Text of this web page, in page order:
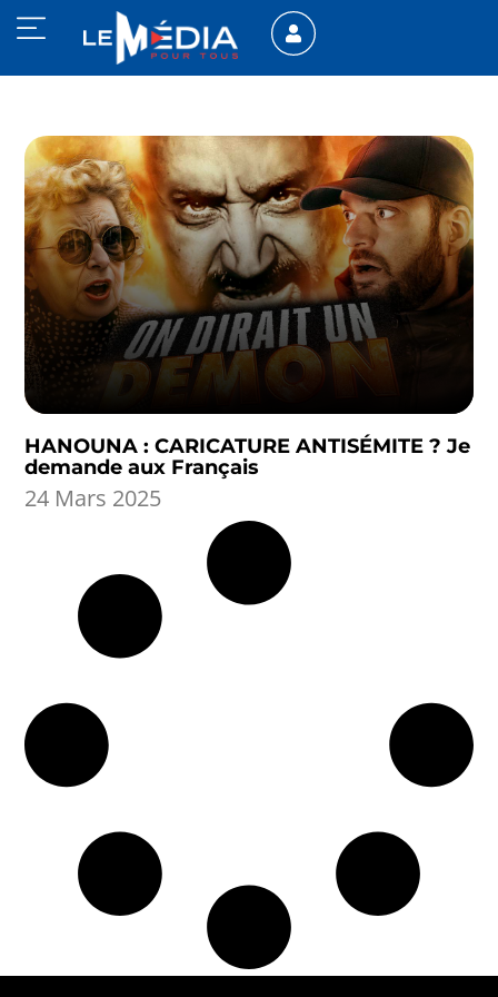
HANOUNA : CARICATURE ANTISÉMITE ? Je
demande aux Français
24 Mars 2025